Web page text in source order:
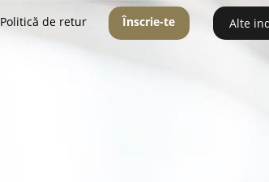
Politică de retur Înscrie-te Alte